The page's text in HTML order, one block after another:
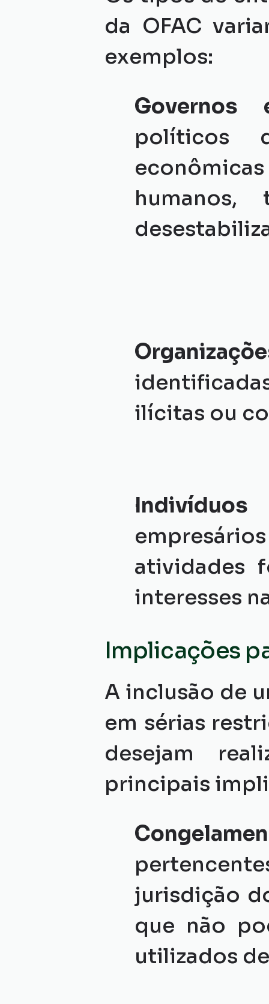
da OFAC
exemplos:
Governos
políticos
humanos,
ilícitas ou
Indivíduos
atividades
interesses
Implicações
A inclusão de
em sérias
desejam
principais
jurisdição
que não
utilizados